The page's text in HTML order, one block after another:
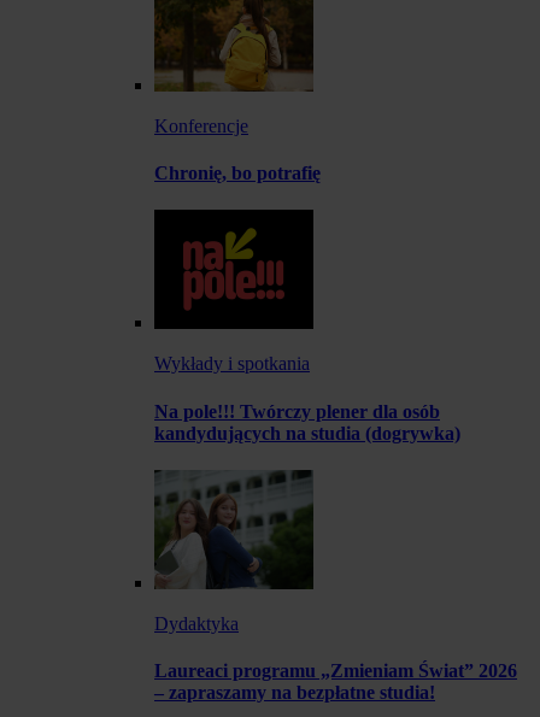
Konferencje
Chronię, bo potrafię
Wykłady i spotkania
Na pole!!! Twórczy plener dla osób
kandydujących na studia (dogrywka)
Dydaktyka
Laureaci programu „Zmieniam Świat” 2026
– zapraszamy na bezpłatne studia!